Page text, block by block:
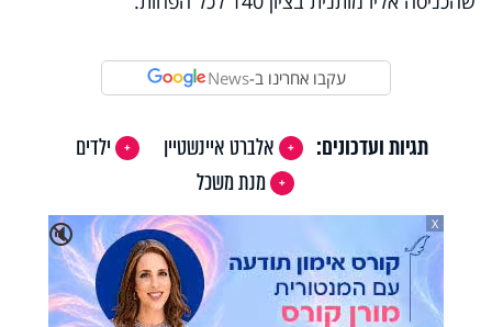
עקבו אחרינו ב-News
תגיות ועדכונים: אלברט איינשטיין
ילדים
מנת משכל
🔇
X